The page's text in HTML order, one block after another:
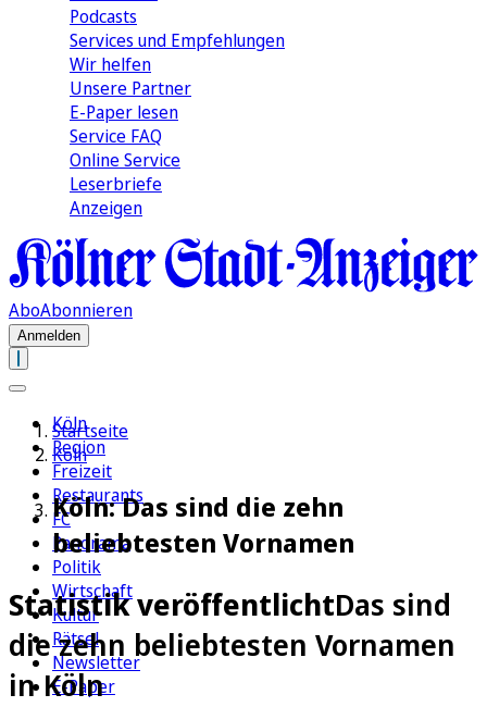
Podcasts
Services und Empfehlungen
Wir helfen
Unsere Partner
E-Paper lesen
Service FAQ
Online Service
Leserbriefe
Anzeigen
AboAbonnieren
Anmelden
Köln
Region
Freizeit
Restaurants
FC
Panorama
Politik
Wirtschaft
Kultur
Rätsel
Newsletter
E-Paper
Startseite
Köln
Köln: Das sind die zehn
beliebtesten Vornamen
Statistik veröffentlichtDas sind
die zehn beliebtesten Vornamen
in Köln